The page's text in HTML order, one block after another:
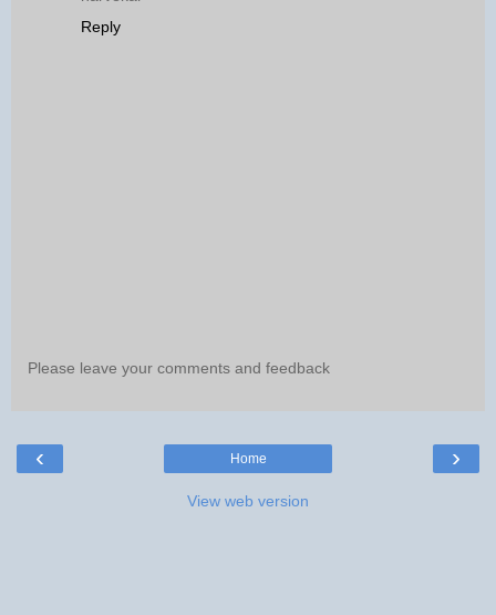
Reply
Please leave your comments and feedback
‹ ›
Home
View web version